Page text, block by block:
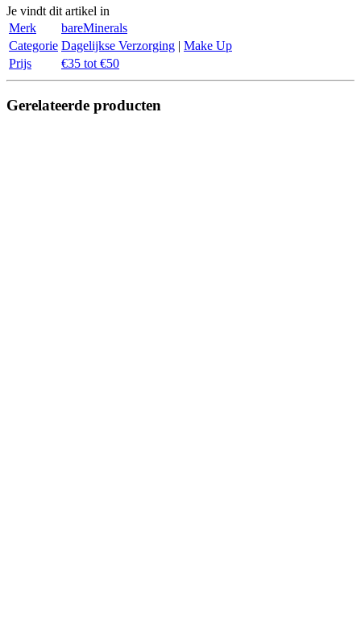
Je vindt dit artikel in
Merk
bareMinerals
Categorie Dagelijkse Verzorging | Make Up
Prijs
€35 tot €50
Gerelateerde producten